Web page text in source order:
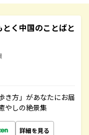
く中国のことばと
き方」があなたにお届
やしの絶景集
詳細を見る